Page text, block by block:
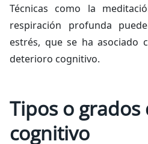
Técnicas como la
respiración profunda
estrés, que se ha asociado
deterioro cognitivo.
Tipos o
cognitivo